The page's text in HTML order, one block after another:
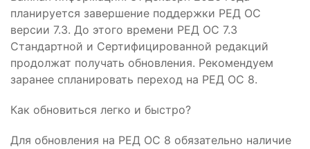
планируется завершение поддержки РЕД ОС
версии 7.3. До этого времени РЕД ОС 7.3
Стандартной и Сертифицированной редакций
продолжат получать обновления. Рекомендуем
заранее спланировать переход на РЕД ОС 8.
Как обновиться легко и быстро?
Для обновления на РЕД ОС 8 обязательно наличие